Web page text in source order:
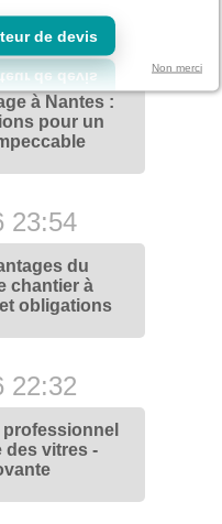
de devis
Non merci
23:29
à Nantes :
pour un
23:54
du
chantier à
obligations
22:32
des vitres -